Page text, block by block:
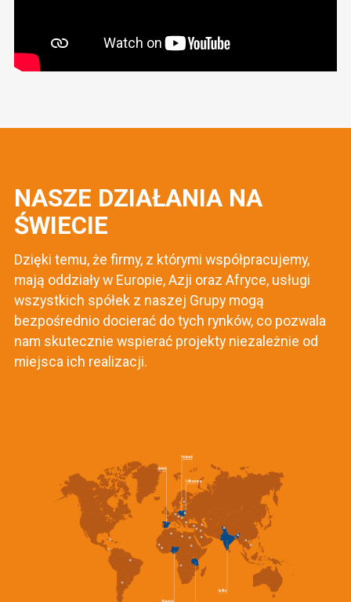
NASZE DZIAŁANIA NA
ŚWIECIE
Dzięki temu, że firmy, z którymi współpracujemy,
mają oddziały w Europie, Azji oraz Afryce, usługi
wszystkich spółek z naszej Grupy mogą
bezpośrednio docierać do tych rynków, co pozwala
nam skutecznie wspierać projekty niezależnie od
miejsca ich realizacji.